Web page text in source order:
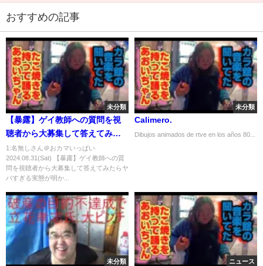
おすすめの記事
未分類
【暴露】ゲイ教師への質問を視
聴者から大募集して答えてみた
らヤバすぎる実態が明かされた
ww
1:名無しさん＠おカマいっぱい
2024.08.31(Sat) 【暴露】ゲイ教師への質
問を視聴者から大募集して答えてみたらヤ
バすぎる実態が明か...
未分類
Calimero.
Dibujos animados de rtve en los años 80...
未分類 ニュース